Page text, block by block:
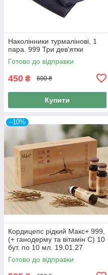
Наколінники турмалінові, 1
пара. 999 Три дев'ятки
Готово до відправки
450 ₴ 600 ₴
Купити
–10%
Кордицепс рідкий Макс+ 999,
(+ ганодерму та вітамін С) 10
бут. по 10 мл. 19.01.27
Готово до відправки